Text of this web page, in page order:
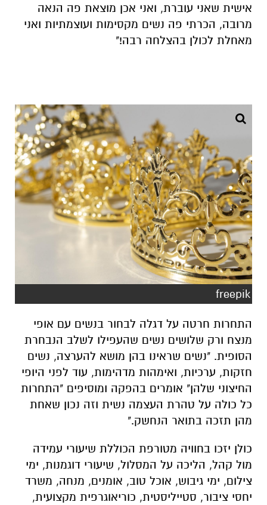
אישית שאני עוברת, ואני אכן מוצאת פה הנאה
מרובה, הכרתי פה נשים מקסימות ועוצמתיות ואני
מאחלת לכולן בהצלחה רבה!"
freepik
התחרות חרטה על דגלה לבחור בנשים עם אופי
מנצח ורק שלושים נשים שהעפילו לשלב הנבחרת
הסופית. "נשים שראינו בהן מושא להערצה, נשים
חזקות, ערכיות, ואימהות מדהימות, עוד לפני היופי
החיצוני שלהן" אומרים בהפקה ומוסיפים "התחרות
כל כולה על טהרת העצמה נשית וזה נכון שאחת
מהן תזכה בתואר הנחשק."
כולן יזכו בחוויה מטורפת הכוללת שיעורי עמידה
מול קהל, הליכה על המסלול, שיעורי דוגמנות, ימי
צילום, ימי גיבוש, אוכל טוב, אומנים, מנחה, משרד
יחסי ציבור, סטייליסטית, כוריאוגרפית מקצועית,